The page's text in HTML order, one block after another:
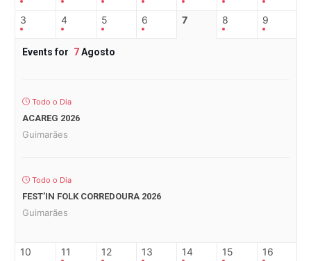
3 4 5 6 7 8 9
Events for 7Agosto
Todo o Dia
ACAREG 2026
Guimarães
Todo o Dia
FEST’IN FOLK CORREDOURA 2026
Guimarães
10 11 12 13 14 15 16